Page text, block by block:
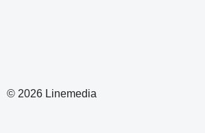
© 2026 Linemedia